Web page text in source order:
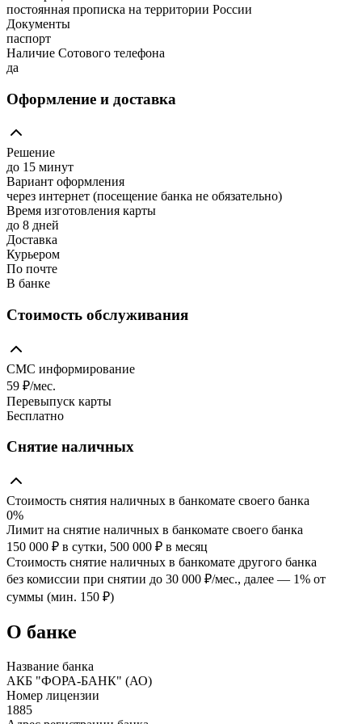
постоянная прописка на территории России
Документы
паспорт
Наличие Сотового телефона
да
Оформление и доставка
Решение
до 15 минут
Вариант оформления
через интернет (посещение банка не обязательно)
Время изготовления карты
до 8 дней
Доставка
Курьером
По почте
В банке
Стоимость обслуживания
СМС информирование
59 ₽/мес.
Перевыпуск карты
Бесплатно
Снятие наличных
Стоимость снятия наличных в банкомате своего банка
0%
Лимит на снятие наличных в банкомате своего банка
150 000 ₽ в сутки, 500 000 ₽ в месяц
Стоимость снятие наличных в банкомате другого банка
без комиссии при снятии до 30 000 ₽/мес., далее — 1% от
суммы (мин. 150 ₽)
О банке
Название банка
АКБ "ФОРА-БАНК" (АО)
Номер лицензии
1885